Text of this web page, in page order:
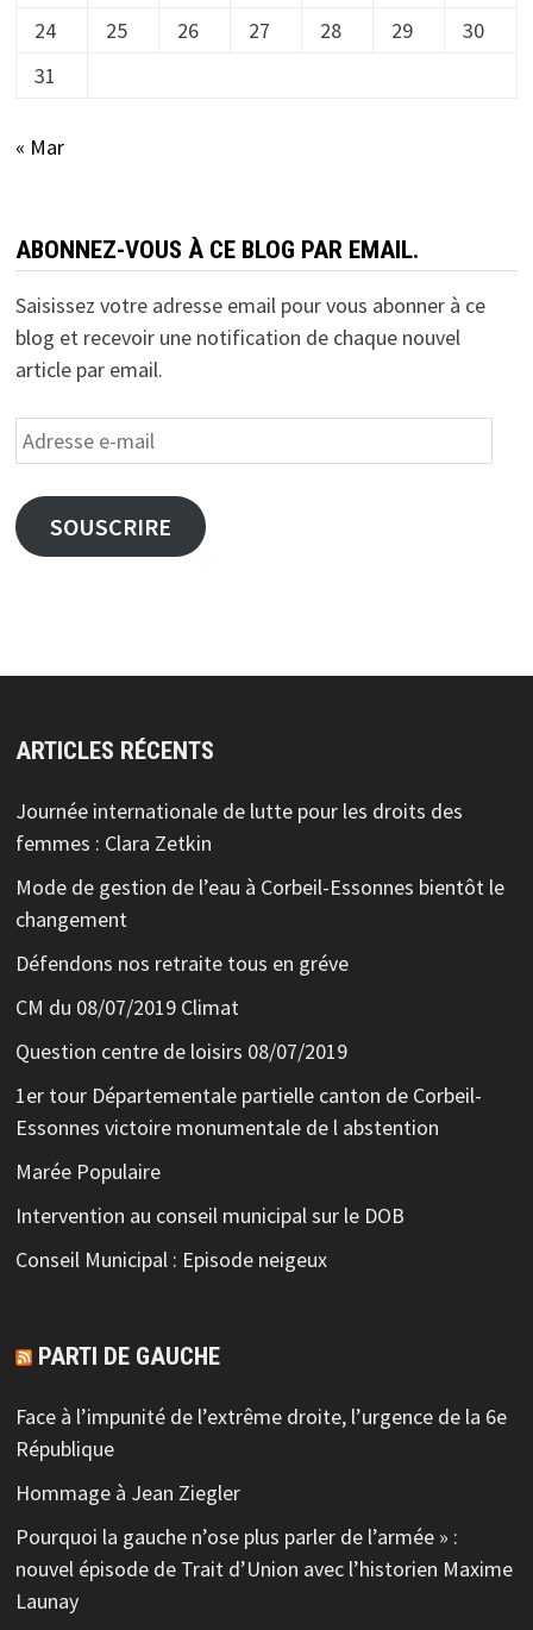
24
25 26 27 28 29
30
31
« Mar
ABONNEZ-VOUS À CE BLOG PAR EMAIL.
Saisissez votre adresse email pour vous abonner à ce
blog et recevoir une notification de chaque nouvel
article par email.
Adresse
e-
mail
SOUSCRIRE
ARTICLES RÉCENTS
Journée internationale de lutte pour les droits des
femmes : Clara Zetkin
Mode de gestion de l’eau à Corbeil-Essonnes bientôt le
changement
Défendons nos retraite tous en gréve
CM du 08/07/2019 Climat
Question centre de loisirs 08/07/2019
1er tour Départementale partielle canton de Corbeil-
Essonnes victoire monumentale de l abstention
Marée Populaire
Intervention au conseil municipal sur le DOB
Conseil Municipal : Episode neigeux
PARTI DE GAUCHE
Face à l’impunité de l’extrême droite, l’urgence de la 6e
République
Hommage à Jean Ziegler
Pourquoi la gauche n’ose plus parler de l’armée » :
nouvel épisode de Trait d’Union avec l’historien Maxime
Launay